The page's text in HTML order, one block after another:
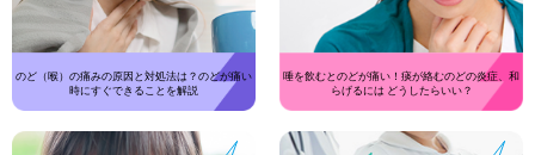
のど（喉）の痛みの原因と対処法は？のどが痛い
時にすぐできることを解説
唾を飲むとのどが痛い！痰が絡むのどの炎症、和
らげるには どうしたらいい？